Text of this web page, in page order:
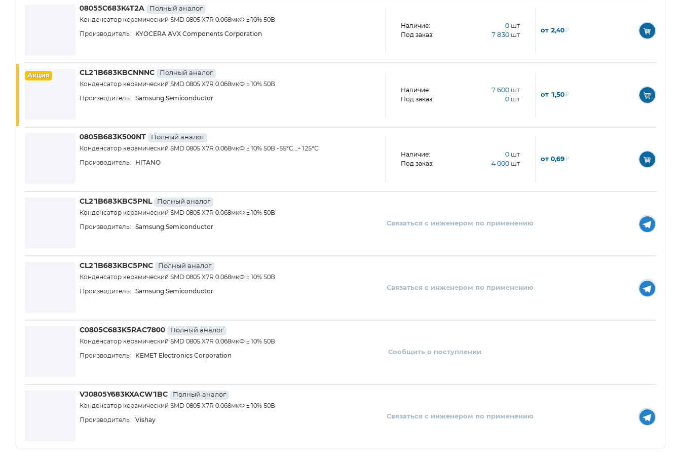
08055C683K4T2A Полный аналог
Конденсатор керамический SMD 0805 X7R 0.068мкФ ±10% 50В
Производитель: KYOCERA AVX Components Corporation
Наличие: 0 шт
Под заказ: 7 830 шт
от 2,40₽
Акция CL21B683KBCNNNC Полный аналог
Конденсатор керамический SMD 0805 X7R 0.068мкФ ±10% 50В
Производитель: Samsung Semiconductor
Наличие: 7 600 шт
Под заказ: 0 шт
от 1,50₽
0805B683K500NT Полный аналог
Конденсатор керамический SMD 0805 X7R 0.068мкФ ±10% 50В -55°С…+125°С
Производитель: HITANO
Наличие: 0 шт
Под заказ: 4 000 шт
от 0,69₽
CL21B683KBC5PNL Полный аналог
Конденсатор керамический SMD 0805 X7R 0.068мкФ ±10% 50В
Производитель: Samsung Semiconductor Связаться с инженером по применению
CL21B683KBC5PNC Полный аналог
Конденсатор керамический SMD 0805 X7R 0.068мкФ ±10% 50В
Производитель: Samsung Semiconductor Связаться с инженером по применению
C0805C683K5RAC7800 Полный аналог
Конденсатор керамический SMD 0805 X7R 0.068мкФ ±10% 50В
Производитель: KEMET Electronics Corporation Сообщить о поступлении
VJ0805Y683KXACW1BC Полный аналог
Конденсатор керамический SMD 0805 X7R 0.068мкФ ±10% 50В
Производитель: Vishay Связаться с инженером по применению